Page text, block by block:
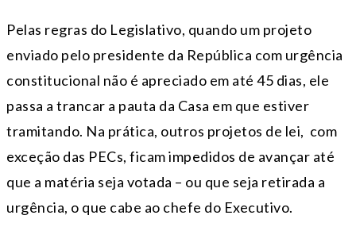
Pelas regras do Legislativo, quando um projeto
enviado pelo presidente da República com urgência
constitucional não é apreciado em até 45 dias, ele
passa a trancar a pauta da Casa em que estiver
tramitando. Na prática, outros projetos de lei, com
exceção das PECs, ficam impedidos de avançar até
que a matéria seja votada – ou que seja retirada a
urgência, o que cabe ao chefe do Executivo.